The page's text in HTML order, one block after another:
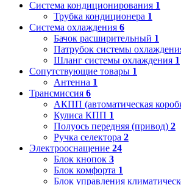
Система кондиционирования 1
Трубка кондиционера 1
Система охлаждения 6
Бачок расширительный 1
Патрубок системы
Шланг системы охлаждения 1
Сопутствующие товары 1
Антенна 1
Трансмиссия 6
АКПП (автоматическая
Кулиса КПП 1
Полуось передняя (привод) 2
Ручка селектора 2
Электрооснащение 24
Блок кнопок 3
Блок комфорта 1
Блок управления